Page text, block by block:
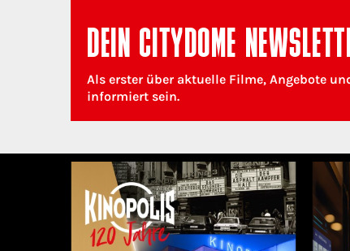
DEIN CITYDOME
Als erster über aktuelle Filme, Angebote
informiert sein.